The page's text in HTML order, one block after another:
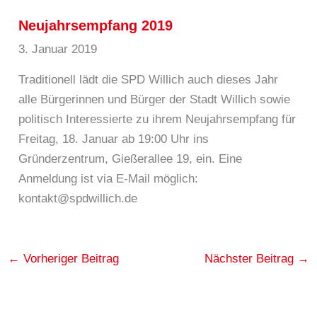
Neujahrsempfang 2019
3. Januar 2019
Traditionell lädt die SPD Willich auch dieses Jahr
alle Bürgerinnen und Bürger der Stadt Willich sowie
politisch Interessierte zu ihrem Neujahrsempfang für
Freitag, 18. Januar ab 19:00 Uhr ins
Gründerzentrum, Gießerallee 19, ein. Eine
Anmeldung ist via E-Mail möglich:
kontakt@spdwillich.de
← Vorheriger Beitrag Nächster Beitrag →